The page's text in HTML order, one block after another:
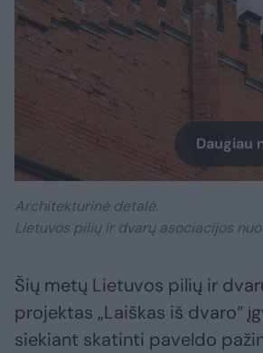
Daugiau
Architekturinė detalė.
Lietuvos pilių ir dvarų asociacijos
Šių metų Lietuvos pilių ir
projektas „Laiškas iš dvaro“
siekiant skatinti paveldo